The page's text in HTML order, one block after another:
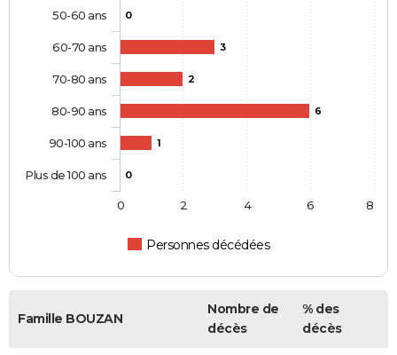
0
3
2
6
1
0
Personnes décédées
50-60 ans
60-70 ans
70-80 ans
80-90 ans
90-100 ans
Plus de 100 ans
0 2 4 6 8
Famille BOUZAN
Nombre de
décès
% des
décès